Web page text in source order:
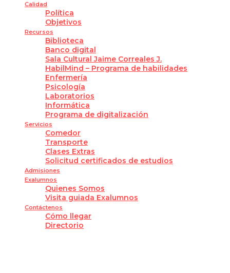
Calidad
Política
Objetivos
Recursos
Biblioteca
Banco digital
Sala Cultural Jaime Correales J.
HabilMind – Programa de habilidades
Enfermería
Psicología
Laboratorios
Informática
Programa de digitalización
Servicios
Comedor
Transporte
Clases Extras
Solicitud certificados de estudios
Admisiones
Exalumnos
Quienes Somos
Visita guiada Exalumnos
Contáctenos
Cómo llegar
Directorio